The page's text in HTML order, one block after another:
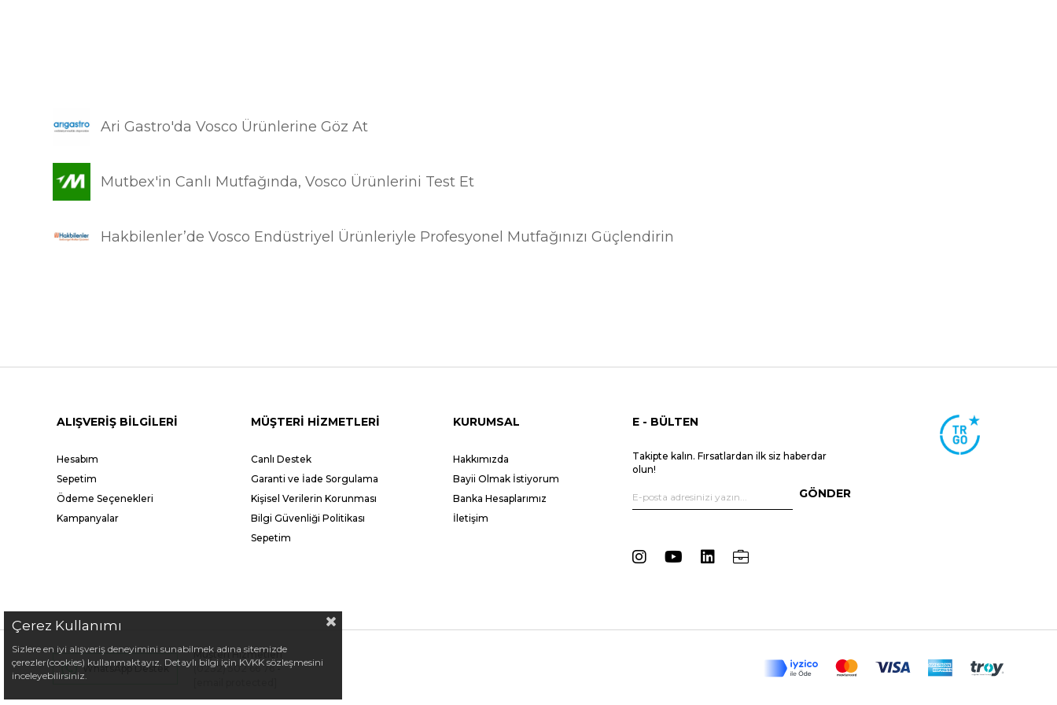
Ari Gastro'da Vosco Ürünlerine Göz At
Mutbex'in Canlı Mutfağında, Vosco Ürünlerini Test Et
Hakbilenler’de Vosco Endüstriyel Ürünleriyle Profesyonel Mutfağınızı Güçlendirin
ALIŞVERİŞ BİLGİLERİ
Hesabım
Sepetim
Ödeme Seçenekleri
Kampanyalar
MÜŞTERİ HİZMETLERİ
Canlı Destek
Garanti ve İade Sorgulama
Kişisel Verilerin Korunması
Bilgi Güvenliği Politikası
Sepetim
KURUMSAL
Hakkımızda
Bayii Olmak İstiyorum
Banka Hesaplarımız
İletişim
E - BÜLTEN
Takipte kalın. Fırsatlardan ilk siz haberdar
olun!
GÖNDER
WhatsApp Destek
Müşteri Hizmetleri
(0232) 502 66 76-
Çerez Kullanımı
Sizlere en iyi alışveriş deneyimini sunabilmek adına sitemizde
çerezler(cookies) kullanmaktayız. Detaylı bilgi için KVKK sözleşmesini
inceleyebilirsiniz.